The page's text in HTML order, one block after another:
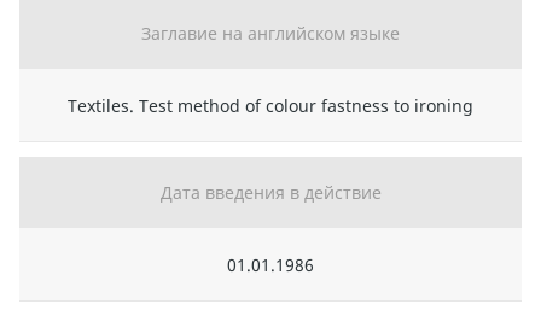
Заглавие на английском языке
Textiles. Test method of colour fastness to ironing
Дата введения в действие
01.01.1986